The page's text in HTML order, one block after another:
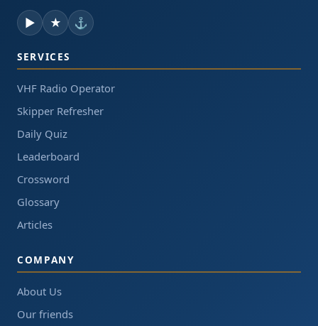
▶ ★ ⚓
SERVICES
VHF Radio Operator
Skipper Refresher
Daily Quiz
Leaderboard
Crossword
Glossary
Articles
COMPANY
About Us
Our friends